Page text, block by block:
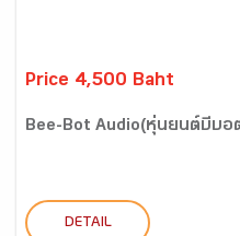
Price 4,500 Baht
Bee-Bot Audio(หุ่นยนต์บีบอ
DETAIL